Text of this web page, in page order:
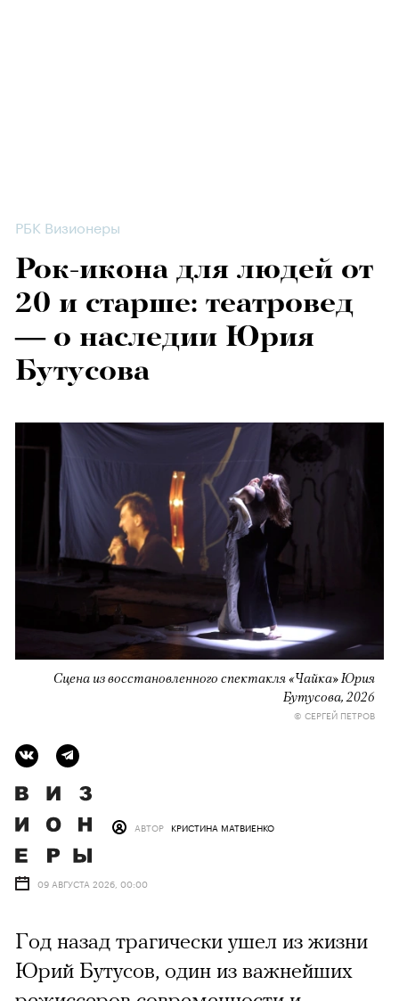
РБК Визионеры
Рок-икона для людей от
20 и старше: театровед
— о наследии Юрия
Бутусова
Сцена из восстановленного спектакля «Чайка» Юрия
Бутусова, 2026
© СЕРГЕЙ ПЕТРОВ
АВТОР КРИСТИНА МАТВИЕНКО
09 АВГУСТА 2026, 00:00
Год назад трагически ушел из жизни
Юрий Бутусов, один из важнейших